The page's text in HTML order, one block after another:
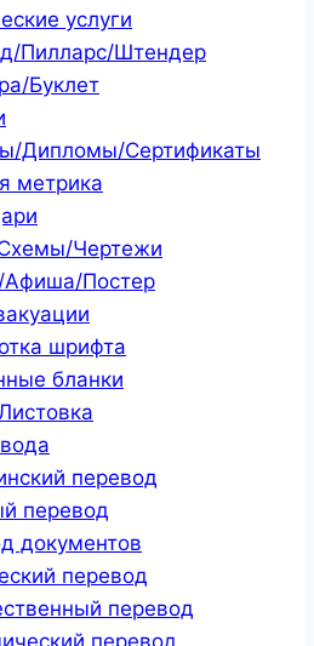
услуги
Пилларс/Штендер
Буклет
Дипломы/Сертификаты
метрика
Чертежи
Афиша/Постер
шрифта
бланки
перевод
перевод
документов
перевод
перевод
перевод